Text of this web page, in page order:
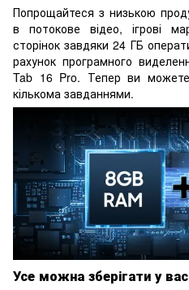
Попрощайтеся з низькою
в потокове відео, ігрові
сторінок завдяки 24 ГБ
рахунок програмного
Tab 16 Pro. Тепер ви
кількома завданнями.
Усе можна зберігати у